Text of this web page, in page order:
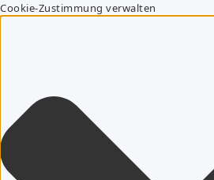
Cookie-Zustimmung verwalten